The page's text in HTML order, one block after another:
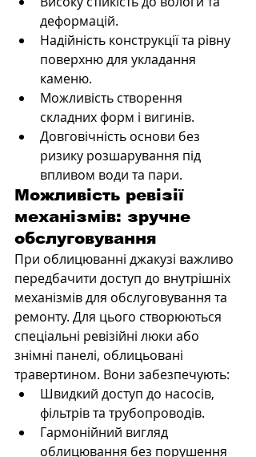
деформацій.
Надійність конструкції та рівну
поверхню для укладання
каменю.
Можливість створення
складних форм і вигинів.
Довговічність основи без
ризику розшарування під
впливом води та пари.
Можливість ревізії
механізмів: зручне
обслуговування
При облицюванні джакузі важливо
передбачити доступ до внутрішніх
механізмів для обслуговування та
ремонту. Для цього створюються
спеціальні ревізійні люки або
знімні панелі, облицьовані
травертином. Вони забезпечують:
Швидкий доступ до насосів,
фільтрів та трубопроводів.
Гармонійний вигляд
облицювання без порушення